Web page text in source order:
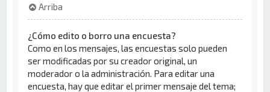
Arriba
¿Cómo edito o borro una encuesta?
Como en los mensajes, las encuestas solo pueden
ser modificadas por su creador original, un
moderador o la administración. Para editar una
encuesta, hay que editar el primer mensaje del tema;